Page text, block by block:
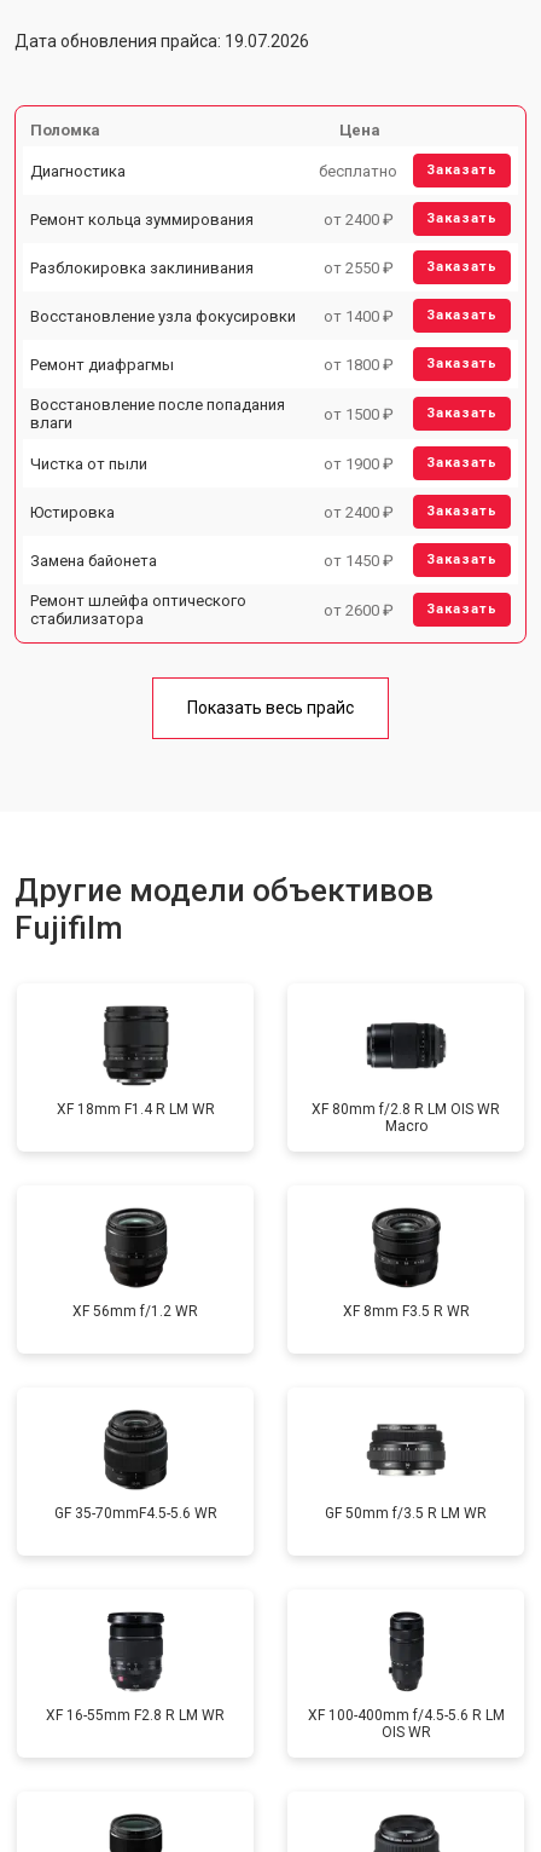
Дата обновления прайса: 19.07.2026
Поломка Цена
Диагностика бесплатно Заказать
Ремонт кольца зуммирования от 2400 ₽ Заказать
Разблокировка заклинивания от 2550 ₽ Заказать
Восстановление узла фокусировки от 1400 ₽ Заказать
Ремонт диафрагмы от 1800 ₽ Заказать
Восстановление после попадания
влаги
от 1500 ₽ Заказать
Чистка от пыли от 1900 ₽ Заказать
Юстировка от 2400 ₽ Заказать
Замена байонета от 1450 ₽ Заказать
Ремонт шлейфа оптического
стабилизатора
от 2600 ₽ Заказать
Показать весь прайс
Другие модели объективов
Fujifilm
XF 18mm F1.4 R LM WR
XF 80mm f/2.8 R LM OIS WR
Macro
XF 56mm f/1.2 WR XF 8mm F3.5 R WR
GF 35-70mmF4.5-5.6 WR GF 50mm f/3.5 R LM WR
XF 16-55mm F2.8 R LM WR
XF 100-400mm f/4.5-5.6 R LM
OIS WR